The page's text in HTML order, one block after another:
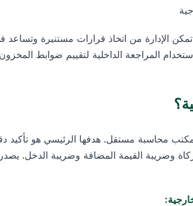
الإدارة من اتخاذ قرارات مستنيرة
المراجعة الداخلية لتقييم ضوابط
محاسبة مستقل. هدفها الرئيسي هو تأكيد دقة
وضريبة القيمة المضافة وضريبة الدخل.